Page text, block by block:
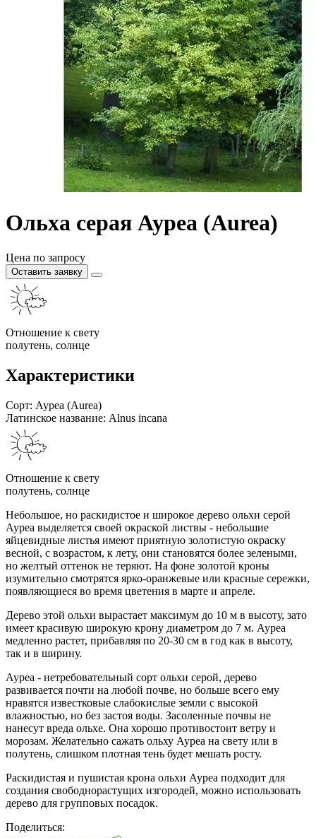
Ольха серая Ауреа (Aurea)
Цена по запросу
Оставить заявку
Отношение к свету
полутень, солнце
Характеристики
Сорт: Ауреа (Aurea)
Латинское название: Alnus incana
Отношение к свету
полутень, солнце
Небольшое, но раскидистое и широкое дерево ольхи серой
Ауреа выделяется своей окраской листвы - небольшие
яйцевидные листья имеют приятную золотистую окраску
весной, с возрастом, к лету, они становятся более зелеными,
но желтый оттенок не теряют. На фоне золотой кроны
изумительно смотрятся ярко-оранжевые или красные сережки,
появляющиеся во время цветения в марте и апреле.
Дерево этой ольхи вырастает максимум до 10 м в высоту, зато
имеет красивую широкую крону диаметром до 7 м. Ауреа
медленно растет, прибавляя по 20-30 см в год как в высоту,
так и в ширину.
Ауреа - нетребовательный сорт ольхи серой, дерево
развивается почти на любой почве, но больше всего ему
нравятся известковые слабокислые земли с высокой
влажностью, но без застоя воды. Засоленные почвы не
нанесут вреда ольхе. Она хорошо противостоит ветру и
морозам. Желательно сажать ольху Ауреа на свету или в
полутень, слишком плотная тень будет мешать росту.
Раскидистая и пушистая крона ольхи Ауреа подходит для
создания свободнорастущих изгородей, можно использовать
дерево для групповых посадок.
Поделиться: